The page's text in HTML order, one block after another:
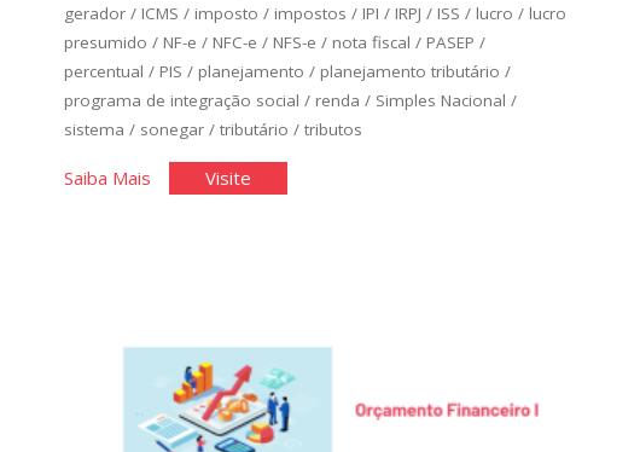
gerador/ ICMS / imposto / impostos / IPI / IRPJ / ISS / lucro / lucro
presumido / NF-e / NFC-e / NFS-e / nota fiscal / PASEP /
percentual / PIS / planejamento / planejamento tributário /
programa de integração social / renda / Simples Nacional /
sistema / sonegar/ tributário / tributos
Saiba Mais"Planejamento
Visite"Planejamento